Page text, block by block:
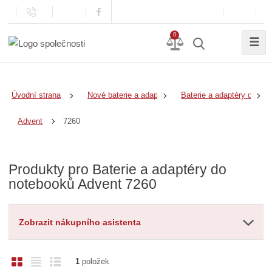
0
☰
Úvodní strana Nové baterie a adaptéry Baterie a adaptéry do
Advent 7260
Produkty pro Baterie a adaptéry do
notebooků Advent 7260
Zobrazit nákupního asistenta
O
Ř
1položek